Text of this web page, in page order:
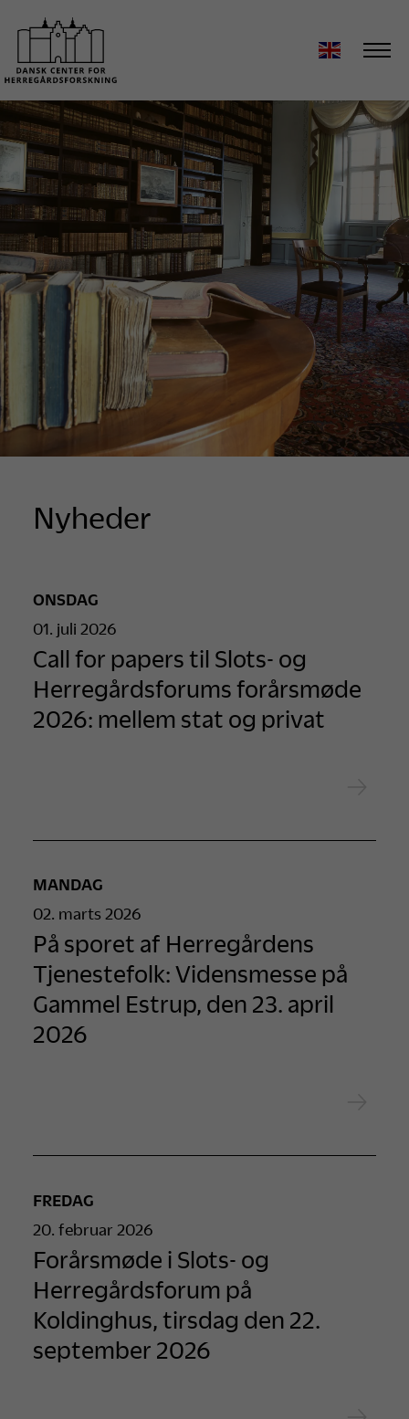
Nyheder
ONSDAG
01. juli 2026
Call for papers til Slots- og
Herregårdsforums forårsmøde
2026: mellem stat og privat
MANDAG
02. marts 2026
På sporet af Herregårdens
Tjenestefolk: Vidensmesse på
Gammel Estrup, den 23. april
2026
FREDAG
20. februar 2026
Forårsmøde i Slots- og
Herregårdsforum på
Koldinghus, tirsdag den 22.
september 2026